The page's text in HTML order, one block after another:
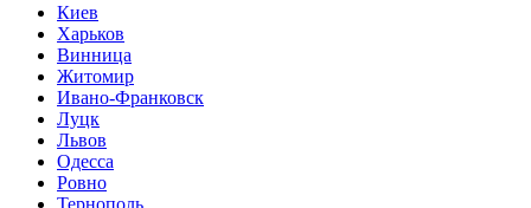
Киев
Харьков
Винница
Житомир
Ивано-Франковск
Луцк
Львов
Одесса
Ровно
Тернополь